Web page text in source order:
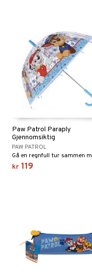
Paw Patrol Paraply
Gjennomsiktig
PAW PATROL
kr 119